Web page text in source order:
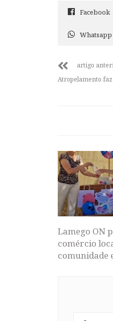
Facebook
Whatsapp
artigo
Atropelamento
Lamego ON
comércio
comunidade